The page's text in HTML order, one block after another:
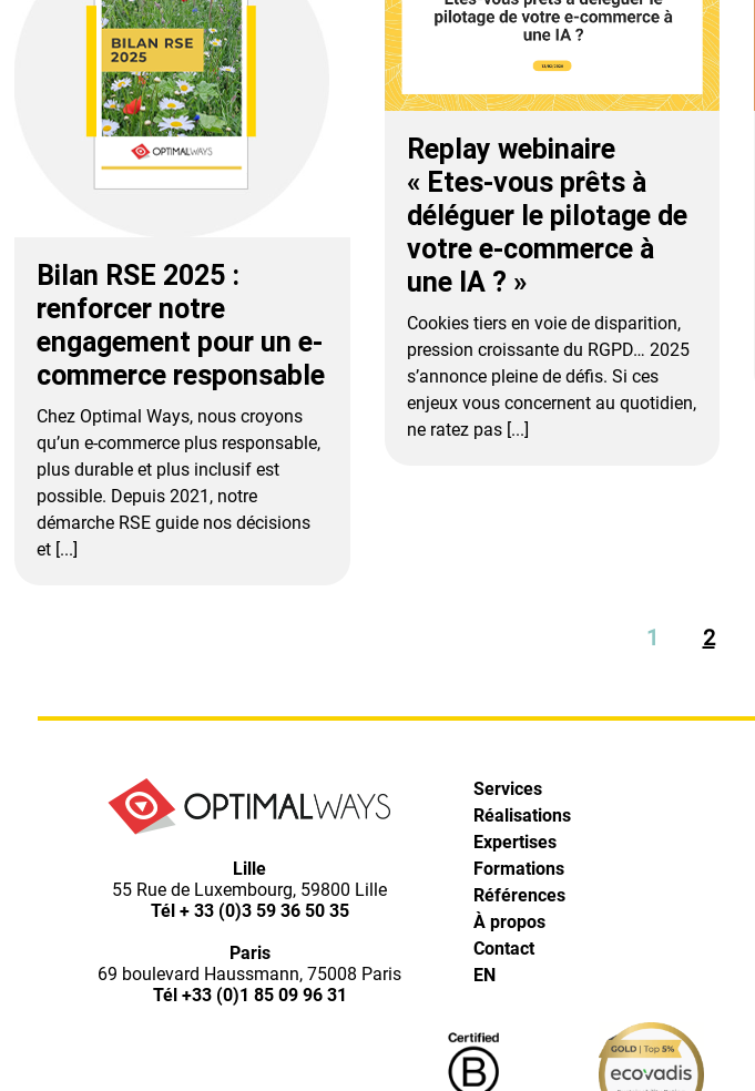
Bilan RSE 2025 :
renforcer notre
engagement pour un e-
commerce responsable
Chez Optimal Ways, nous croyons
qu’un e-commerce plus responsable,
plus durable et plus inclusif est
possible. Depuis 2021, notre
démarche RSE guide nos décisions
et [...]
Replay webinaire
« Etes-vous prêts à
déléguer le pilotage de
votre e-commerce à
une IA ? »
Cookies tiers en voie de disparition,
pression croissante du RGPD… 2025
s’annonce pleine de défis. Si ces
enjeux vous concernent au quotidien,
ne ratez pas [...]
1 2
Ways,
l'agence
de
analytics
et
d'optimisation
Lille
55 Rue de Luxembourg, 59800 Lille
Tél + 33 (0)3 59 36 50 35
Paris
69 boulevard Haussmann, 75008 Paris
Tél +33 (0)1 85 09 96 31
Services
Réalisations
Expertises
Formations
Références
À propos
Contact
EN